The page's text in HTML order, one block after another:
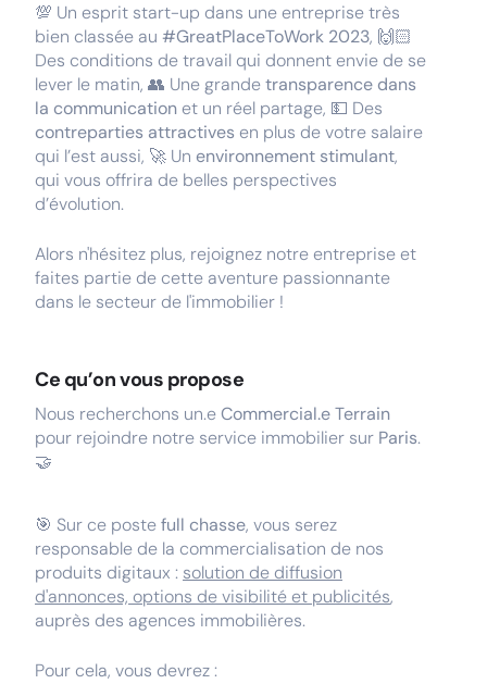
💯 Un esprit start-up dans une entreprise très
bien classée au #GreatPlaceToWork 2023, 🙌🏻
Des conditions de travail qui donnent envie de se
lever le matin, 👥 Une grandetransparence dans
la communication et un réel partage, 💵 Des
contreparties attractives en plus de votre salaire
qui l’est aussi, 🚀 Un environnement stimulant,
qui vous offrira de belles perspectives
d’évolution.
Alors n'hésitez plus, rejoignez notre entreprise et
faites partie de cette aventure passionnante
dans le secteur de l'immobilier !
Ce qu’on vous propose
Nous recherchons un.eCommercial.e Terrain
pour rejoindre notre service immobilier sur Paris.
🤝
🎯 Sur ce postefull chasse, vous serez
responsable de la commercialisation de nos
produits digitaux : solution de diffusion
d'annonces, options de visibilité et publicités,
auprès des agences immobilières.
Pour cela, vous devrez :